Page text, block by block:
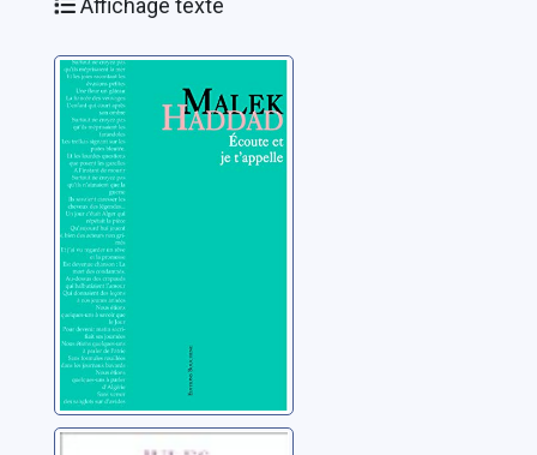
Affichage texte
Ecoute et je
t'appelle
Haddad, Malek